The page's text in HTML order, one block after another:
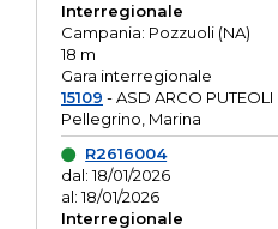
Interregionale
Campania: Pozzuoli (NA)
18 m
Gara interregionale
15109 - ASD ARCO PUTEOLI
Pellegrino, Marina
R2616004
dal: 18/01/2026
al: 18/01/2026
Interregionale